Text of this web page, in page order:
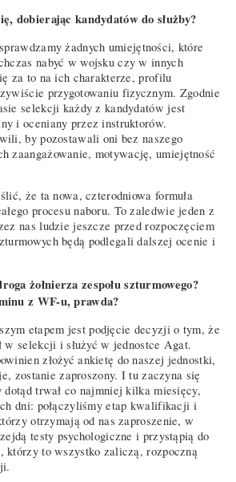
dobierając kandydatów do służby?
żadnych umiejętności, które
nabyć w wojsku czy w innych
za to na ich charakterze, profilu
przygotowaniu fizycznym. Zgodnie
selekcji każdy z kandydatów jest
i oceniany przez instruktorów.
by pozostawali oni bez naszego
zaangażowanie, motywację, umiejętność
że ta nowa, czterodniowa formuła
procesu naboru. To zaledwie jeden z
nas ludzie jeszcze przed rozpoczęciem
będą podlegali dalszej ocenie i
żołnierza zespołu szturmowego?
z WF-u, prawda?
etapem jest podjęcie decyzji o tym, że
w selekcji i służyć w jednostce Agat.
złożyć ankietę do naszej jednostki,
zostanie zaproszony. I tu zaczyna się
dotąd trwał co najmniej kilka miesięcy,
dni: połączyliśmy etap kwalifikacji i
otrzymają od nas zaproszenie, w
testy psychologiczne i przystąpią do
którzy to wszystko zaliczą, rozpoczną